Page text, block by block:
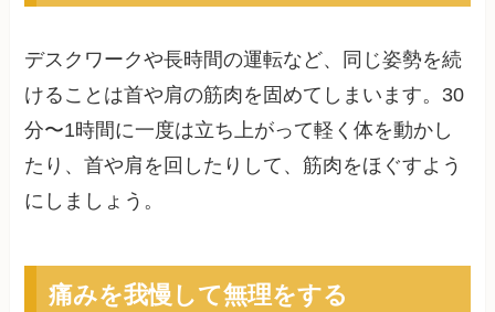
デスクワークや長時間の運転など、同じ姿勢を続
けることは首や肩の筋肉を固めてしまいます。30
分〜1時間に一度は立ち上がって軽く体を動かし
たり、首や肩を回したりして、筋肉をほぐすよう
にしましょう。
痛みを我慢して無理をする